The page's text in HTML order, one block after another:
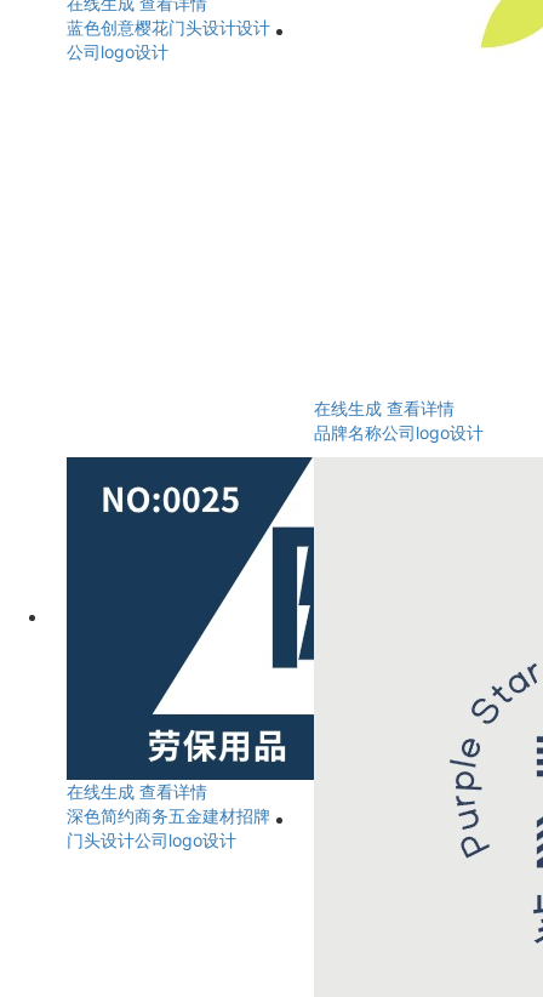
蓝色创意樱花门头设计设计
公司logo设计
在线生成 查看详情
品牌名称公司logo设计
在线生成 查看详情
深色简约商务五金建材招牌
门头设计公司logo设计